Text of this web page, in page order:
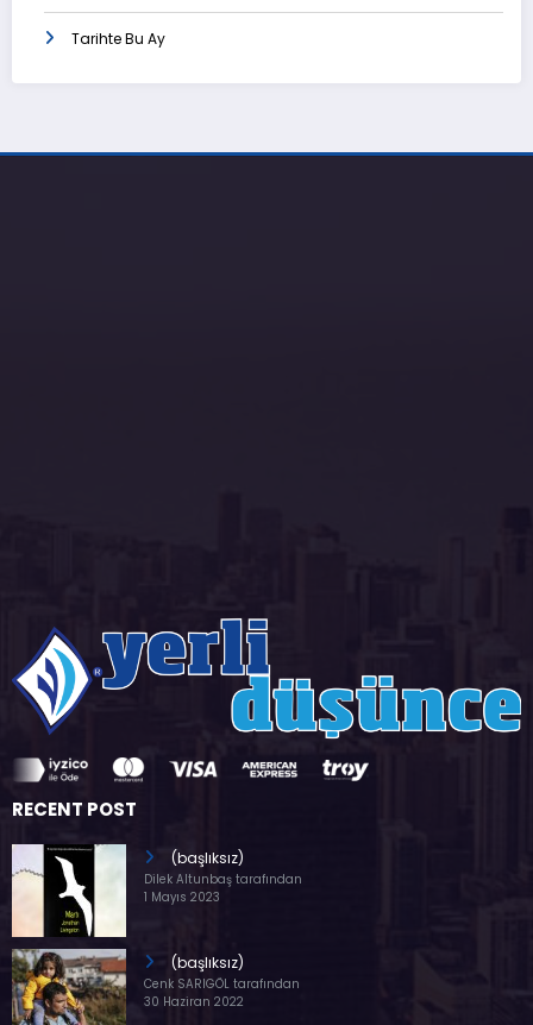
Tarihte Bu Ay
RECENT POST
(başlıksız)
Dilek Altunbaş tarafından
1 Mayıs 2023
(başlıksız)
Cenk SARIGÖL tarafından
30 Haziran 2022